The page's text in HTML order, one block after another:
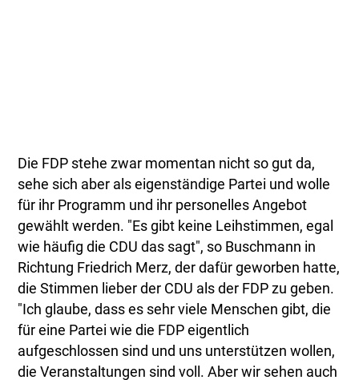
Die FDP stehe zwar momentan nicht so gut da,
sehe sich aber als eigenständige Partei und wolle
für ihr Programm und ihr personelles Angebot
gewählt werden. "Es gibt keine Leihstimmen, egal
wie häufig die CDU das sagt", so Buschmann in
Richtung Friedrich Merz, der dafür geworben hatte,
die Stimmen lieber der CDU als der FDP zu geben.
"Ich glaube, dass es sehr viele Menschen gibt, die
für eine Partei wie die FDP eigentlich
aufgeschlossen sind und uns unterstützen wollen,
die Veranstaltungen sind voll. Aber wir sehen auch